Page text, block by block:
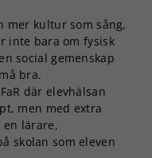
mer kultur som sång,
inte bara om fysisk
social gemenskap
bra.
där elevhälsan
men med extra
en lärare,
skolan som eleven